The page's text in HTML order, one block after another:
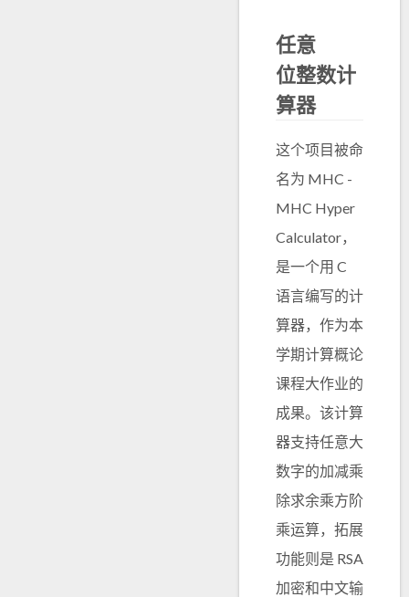
任意
位整数计
算器
这个项目被命
名为 MHC -
MHC Hyper
Calculator，
是一个用 C
语言编写的计
算器，作为本
学期计算概论
课程大作业的
成果。该计算
器支持任意大
数字的加减乘
除求余乘方阶
乘运算，拓展
功能则是 RSA
加密和中文输